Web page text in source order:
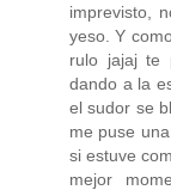
imprevisto,
yeso. Y
rulo jajaj te
dando a la
el sudor se
me puse
si estuve
mejor